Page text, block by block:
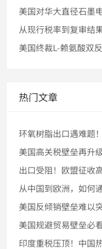
热门文章
美国高关税壁垒再升